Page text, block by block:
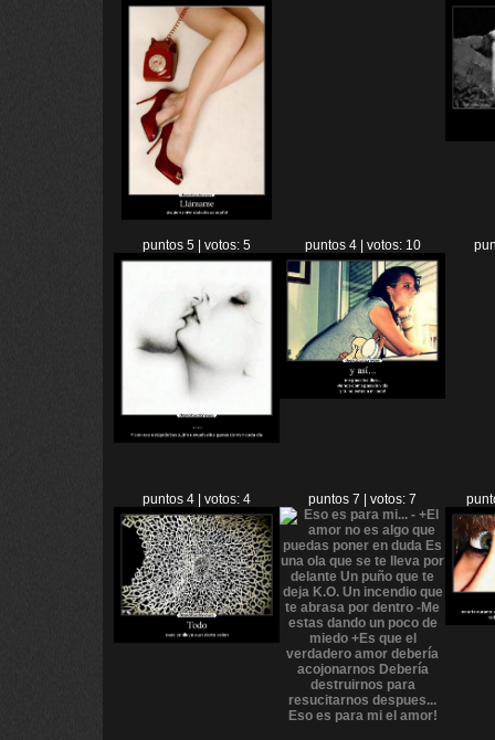
puntos 5 | votos: 5 puntos 4 | votos: 10
puntos 4 | votos: 4 puntos 7 | votos: 7